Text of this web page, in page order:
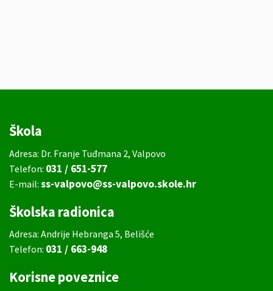
Škola
Adresa: Dr. Franje Tuđmana 2, Valpovo
Telefon: 031 / 651-577
E-mail: ss-valpovo@ss-valpovo.skole.hr
Školska radionica
Adresa: Andrije Hebranga 5, Belišće
Telefon: 031 / 663-948
Korisne poveznice